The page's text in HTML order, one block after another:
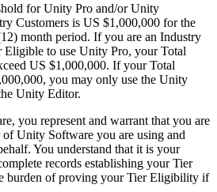
for Unity Pro and/or Unity
Customers is US $1,000,000 for the
month period. If you are an Industry
Eligible to use Unity Pro, your Total
US $1,000,000. If your Total
you may only use the Unity
Unity Editor.
you represent and warrant that you are
Unity Software you are using and
You understand that it is your
records establishing your Tier
burden of proving your Tier Eligibility if